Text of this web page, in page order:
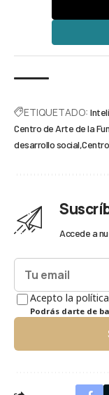
ETIQUETADO:
Centro de Arte de la
desarrollo social
Accede a
Acepto la
Podrás darte de